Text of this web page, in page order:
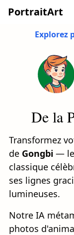
PortraitArt
Explorez
De la
Transformez
de Gongbi — le
classique
ses lignes
lumineuses.
Notre IA
photos